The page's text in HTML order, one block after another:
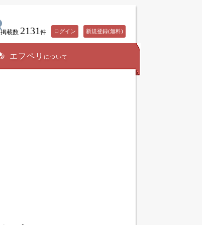
掲載数 2131 件 ログイン 新規登録(無料)
エフペリ について